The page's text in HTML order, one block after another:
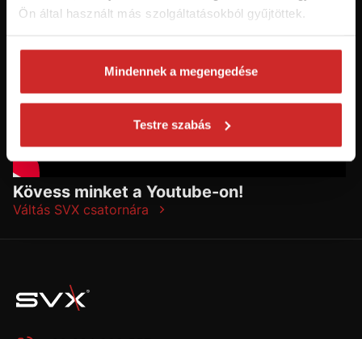
Ön által használt más szolgáltatásokból gyűjtöttek.
Mindennek a megengedése
Testre szabás
Kövess minket a Youtube-on!
Váltás SVX csatornára